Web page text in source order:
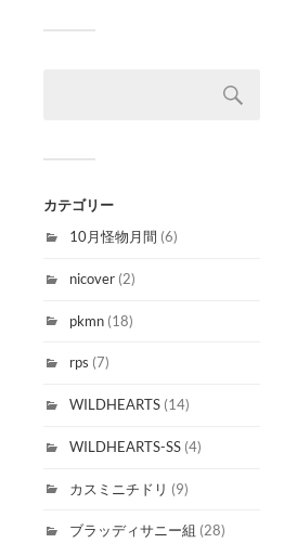
カテゴリー
10月怪物月間 (6)
nicover (2)
pkmn (18)
rps (7)
WILDHEARTS (14)
WILDHEARTS-SS (4)
カスミニチドリ (9)
ブラッディサニー組 (28)